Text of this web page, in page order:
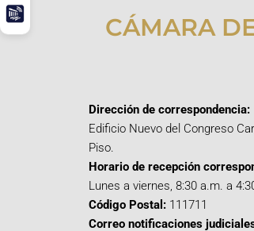
CÁMARA
Dirección de correspondencia:
Edificio Nuevo del Congreso
Piso.
Horario de recepción
Lunes a viernes, 8:30 a.m. a
Código Postal: 111711
Correo notificaciones